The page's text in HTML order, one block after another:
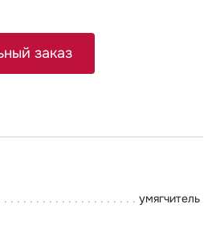
заказ
умягчитель